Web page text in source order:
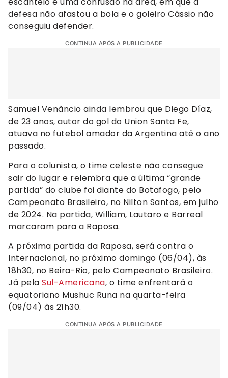
defesa não afastou a bola e o goleiro Cássio não
conseguiu defender.
CONTINUA APÓS A PUBLICIDADE
Samuel Venâncio ainda lembrou que Diego Díaz,
de 23 anos, autor do gol do Union Santa Fe,
atuava no futebol amador da Argentina até o ano
passado.
Para o colunista, o time celeste não consegue
sair do lugar e relembra que a última “grande
partida” do clube foi diante do Botafogo, pelo
Campeonato Brasileiro, no Nilton Santos, em julho
de 2024. Na partida, William, Lautaro e Barreal
marcaram para a Raposa.
A próxima partida da Raposa, será contra o
Internacional, no próximo domingo (06/04), às
18h30, no Beira-Rio, pelo Campeonato Brasileiro.
Já pela Sul-Americana, o time enfrentará o
equatoriano Mushuc Runa na quarta-feira
(09/04) às 21h30.
CONTINUA APÓS A PUBLICIDADE